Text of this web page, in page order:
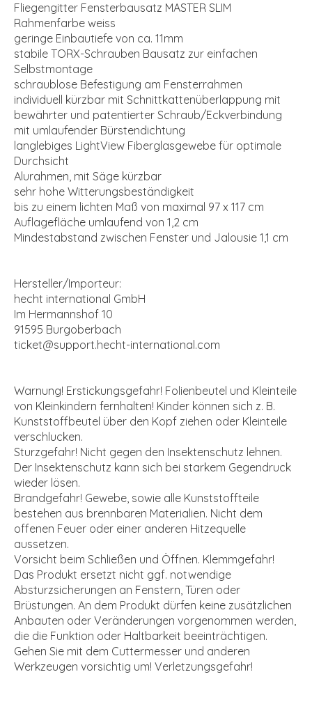
Fliegengitter Fensterbausatz MASTER SLIM
Rahmenfarbe weiss
geringe Einbautiefe von ca. 11mm
stabile TORX-Schrauben Bausatz zur einfachen
Selbstmontage
schraublose Befestigung am Fensterrahmen
individuell kürzbar mit Schnittkattenüberlappung mit
bewährter und patentierter Schraub/Eckverbindung
mit umlaufender Bürstendichtung
langlebiges LightView Fiberglasgewebe für optimale
Durchsicht
Alurahmen, mit Säge kürzbar
sehr hohe Witterungsbeständigkeit
bis zu einem lichten Maß von maximal 97 x 117 cm
Auflagefläche umlaufend von 1,2 cm
Mindestabstand zwischen Fenster und Jalousie 1,1 cm
Hersteller/Importeur:
hecht international GmbH
Im Hermannshof 10
91595 Burgoberbach
ticket@support.hecht-international.com
Warnung! Erstickungsgefahr! Folienbeutel und Kleinteile
von Kleinkindern fernhalten! Kinder können sich z. B.
Kunststoffbeutel über den Kopf ziehen oder Kleinteile
verschlucken.
Sturzgefahr! Nicht gegen den Insektenschutz lehnen.
Der Insektenschutz kann sich bei starkem Gegendruck
wieder lösen.
Brandgefahr! Gewebe, sowie alle Kunststoffteile
bestehen aus brennbaren Materialien. Nicht dem
offenen Feuer oder einer anderen Hitzequelle
aussetzen.
Vorsicht beim Schließen und Öffnen. Klemmgefahr!
Das Produkt ersetzt nicht ggf. notwendige
Absturzsicherungen an Fenstern, Türen oder
Brüstungen. An dem Produkt dürfen keine zusätzlichen
Anbauten oder Veränderungen vorgenommen werden,
die die Funktion oder Haltbarkeit beeinträchtigen.
Gehen Sie mit dem Cuttermesser und anderen
Werkzeugen vorsichtig um! Verletzungsgefahr!